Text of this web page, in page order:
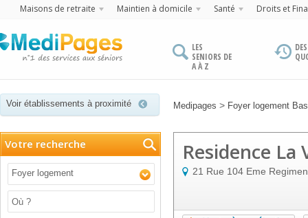
Maisons de retraite Maintien à domicile Santé Droits et
LES
SENIORS DE
A À Z
Voir établissements à proximité Medipages > Foyer logement
Votre recherche
Foyer logement
Residence La
21 Rue 104 Eme